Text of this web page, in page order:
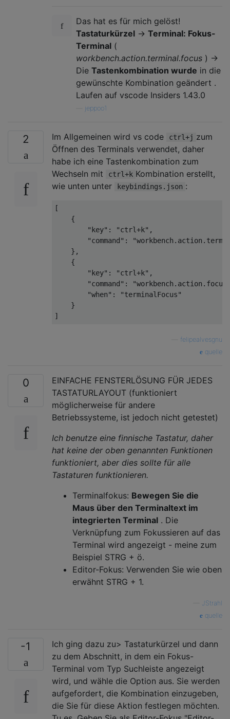
Das hat es für mich gelöst!
Tastaturkürzel -> Terminal: Fokus-
Terminal (
workbench.action.terminal.focus ) ->
Die Tastenkombination wurde in die
gewünschte Kombination geändert .
Laufen auf vscode Insiders 1.43.0
jeppoo1
2 Im Allgemeinen wird vs code ctrl+j zum
Öffnen des Terminals verwendet, daher
habe ich eine Tastenkombination zum
Wechseln mit
ctrl+k Kombination erstellt,
wie unten unter
keybindings.json :
[
    {
        "key": "ctrl+k",
"command":
    },
    {
        "key": "ctrl+k",
"command":
        "when": "terminalFocus"
    }
felipealvesgnu
quelle
0
EINFACHE FENSTERLÖSUNG FÜR JEDES
TASTATURLAYOUT (funktioniert
möglicherweise für andere
Betriebssysteme, ist jedoch nicht getestet)
Ich benutze eine finnische Tastatur, daher
hat keine der oben genannten Funktionen
funktioniert, aber dies sollte für alle
Tastaturen funktionieren.
Terminalfokus: Bewegen Sie die
Maus über den Terminaltext im
integrierten Terminal . Die
Verknüpfung zum Fokussieren auf das
Terminal wird angezeigt - meine zum
Beispiel STRG + ö.
Editor-Fokus: Verwenden Sie wie oben
erwähnt STRG + 1.
JStrahl
quelle
-1
Ich ging dazu zu> Tastaturkürzel und dann
zu dem Abschnitt, in dem ein Fokus-
Terminal vom Typ Suchleiste angezeigt
wird, und wähle die Option aus. Sie werden
aufgefordert, die Kombination einzugeben,
die Sie für diese Aktion festlegen möchten.